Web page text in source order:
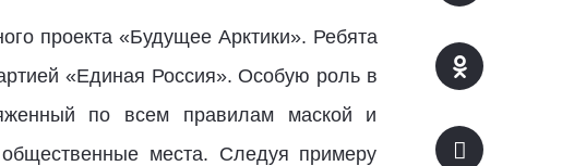
проекта «Будущее Арктики». Ребята
«Единая Россия». Особую роль в
по всем правилам маской и
места. Следуя примеру